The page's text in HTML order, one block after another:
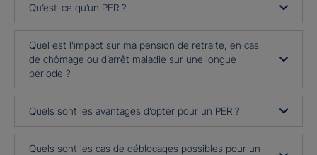
Qu’est-ce qu’un PER ?
Quel est l’impact sur ma pension de retraite, en cas
de chômage ou d’arrêt maladie sur une longue
période ?
Quels sont les avantages d’opter pour un PER ?
Quels sont les cas de déblocages possibles pour un